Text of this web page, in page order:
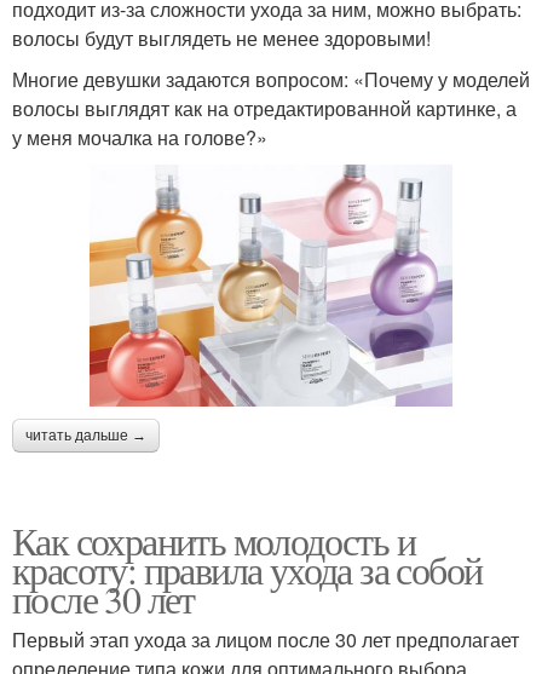
подходит из-за сложности ухода за ним, можно выбрать:
волосы будут выглядеть не менее здоровыми!
Многие девушки задаются вопросом: «Почему у моделей
волосы выглядят как на отредактированной картинке, а
у меня мочалка на голове?»
читать дальше →
Как сохранить молодость и
красоту: правила ухода за собой
после 30 лет
Первый этап ухода за лицом после 30 лет предполагает